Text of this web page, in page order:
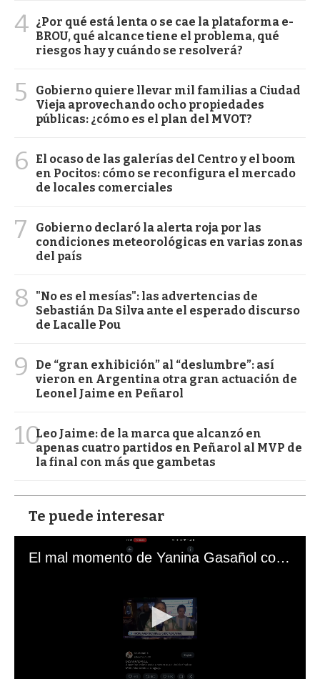
4 ¿Por qué está lenta o se cae la plataforma e-
BROU, qué alcance tiene el problema, qué
riesgos hay y cuándo se resolverá?
5
Gobierno quiere llevar mil familias a Ciudad
Vieja aprovechando ocho propiedades
públicas: ¿cómo es el plan del MVOT?
6
El ocaso de las galerías del Centro y el boom
en Pocitos: cómo se reconfigura el mercado
de locales comerciales
7
Gobierno declaró la alerta roja por las
condiciones meteorológicas en varias zonas
del país
8
"No es el mesías": las advertencias de
Sebastián Da Silva ante el esperado discurso
de Lacalle Pou
9
De “gran exhibición” al “deslumbre”: así
vieron en Argentina otra gran actuación de
Leonel Jaime en Peñarol
10Leo Jaime: de la marca que alcanzó en
apenas cuatro partidos en Peñarol al MVP de
la final con más que gambetas
Te puede interesar
El mal momento de Yanina Gasañol con un hincha argentino en "Subrayado"